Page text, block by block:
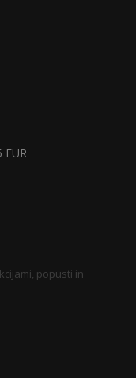
EUR
popusti in